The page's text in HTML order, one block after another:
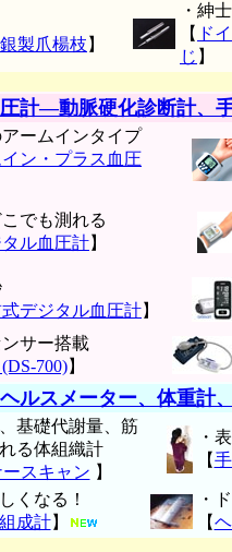
製爪楊枝 】
・紳
【 ド
じ 】
計―動脈硬化診断計、
ームインタイプ
ン・プラス血圧
でも測れる
ル血圧計】
デジタル血圧計】
ンサー搭載
700)】
ヘルスメーター、体重計
基礎代謝量、筋
る体組織計
スキャン 】
・
【
くなる！
成計】
・
【